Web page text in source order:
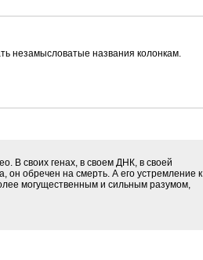
незамысловатые названия колонкам.
В своих генах, в своем ДНК, в своей
он обречен на смерть. А его устремление к
могущественным и сильным разумом,